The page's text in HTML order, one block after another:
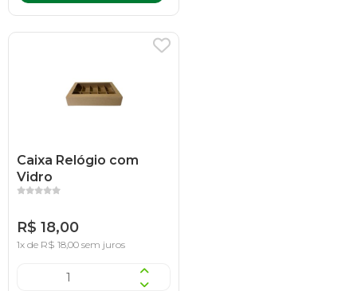
Caixa Relógio com
Vidro
R$ 18,00
1x de R$ 18,00 sem juros